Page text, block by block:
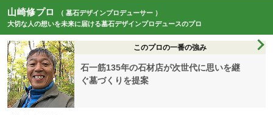
山崎修プロ
（ 墓石デザインプロデューサー ）
大切な人の想いを未来に届ける墓石デザインプロデュースのプロ
このプロの一番の強み
石一筋135年の石材店が次世代に思いを継
ぐ墓づくりを提案